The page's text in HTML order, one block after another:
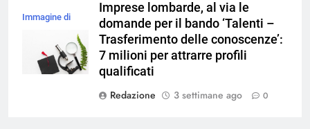
Immagine di
Imprese lombarde, al via le
domande per il bando ‘Talenti –
Trasferimento delle conoscenze’:
7 milioni per attrarre profili
qualificati
Redazione
3 settimane ago 0